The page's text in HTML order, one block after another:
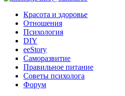
Красота и здоровье
Отношения
Психология
DIY
ееStory
Саморазвитие
Правильное питание
Советы психолога
Форум